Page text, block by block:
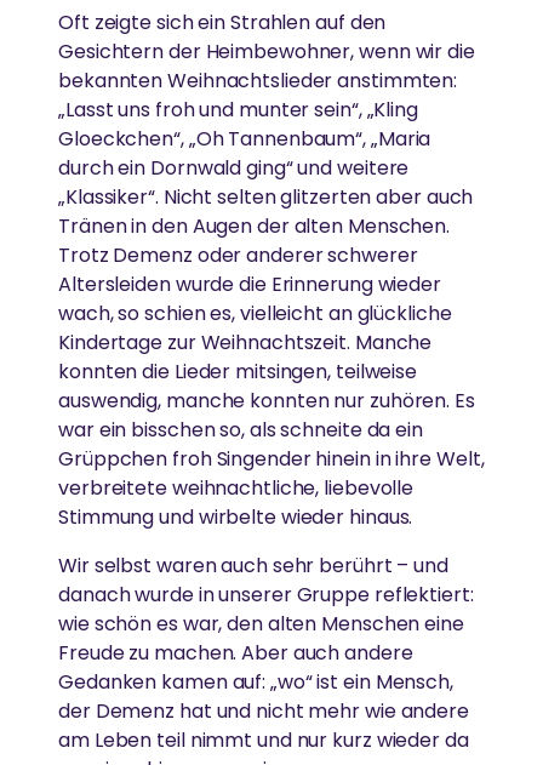
REGIONALE GRUPPEN
In ganz Deutschland treffen sich regelmäßig
Menschen, um sich zusammen in Ammas Lehren zu
vertiefen und aktiv zum Wohle von Gesellschaft und
Umwelt zu arbeiten.
AYUDH
Die von Amma inspirierte Jugendbewegung fördert
junge Menschen weltweit.
Ammas Umweltinitiative wirkt in über 15 Ländern.
AMRITAPURI
Atmosphäre von Liebe und Mitgefühl
KATASTROPHENHILFE
Unterstützung von Überlebenden durch
Krisenintervention und ganzheitliche Langzeithilfe
LÄNDLICHE ENTWICKLUNG
Armut beseitigen, Widerstandskraft stärken und
Kultur bewahren
GLEICHSTELLUNG DER GESCHLECHTER &
STÄRKUNG VON FRAUEN
Abbau von Barrieren für die soziale, emotionale und
wirtschaftliche Stärkung von Frauen
ESSEN, WASSER & OBDACH
SPIRITUELL
Ammas Weisheiten
Spirituelle Praxis
MEHR
Spenden
News
Oft zeigte sich ein Strahlen auf den
Gesichtern der Heimbewohner, wenn wir die
bekannten Weihnachtslieder anstimmten:
„Lasst uns froh und munter sein“, „Kling
Gloeckchen“, „Oh Tannenbaum“, „Maria
durch ein Dornwald ging“ und weitere
„Klassiker“. Nicht selten glitzerten aber auch
Tränen in den Augen der alten Menschen.
Trotz Demenz oder anderer schwerer
Altersleiden wurde die Erinnerung wieder
wach, so schien es, vielleicht an glückliche
Kindertage zur Weihnachtszeit. Manche
konnten die Lieder mitsingen, teilweise
auswendig, manche konnten nur zuhören. Es
war ein bisschen so, als schneite da ein
Grüppchen froh Singender hinein in ihre Welt,
verbreitete weihnachtliche, liebevolle
Stimmung und wirbelte wieder hinaus.
Wir selbst waren auch sehr berührt – und
danach wurde in unserer Gruppe reflektiert:
wie schön es war, den alten Menschen eine
Freude zu machen. Aber auch andere
Gedanken kamen auf: „wo“ ist ein Mensch,
der Demenz hat und nicht mehr wie andere
am Leben teil nimmt und nur kurz wieder da